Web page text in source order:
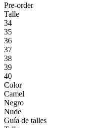
Pre-order
Talle
34
35
36
37
38
39
40
Color
Camel
Negro
Nude
Guía de talles